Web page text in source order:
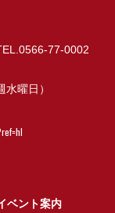
77-0002
曜日）
ベント案内